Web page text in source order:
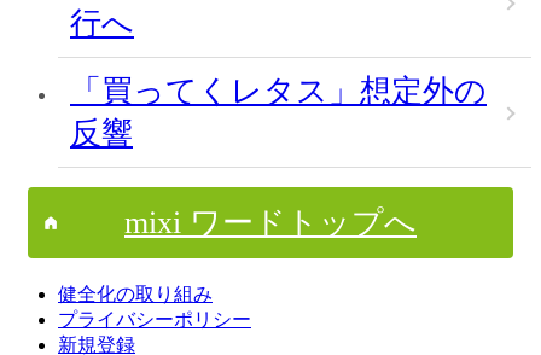
行へ
「買ってくレタス」想定外の
反響
mixi ワードトップへ
健全化の取り組み
プライバシーポリシー
新規登録